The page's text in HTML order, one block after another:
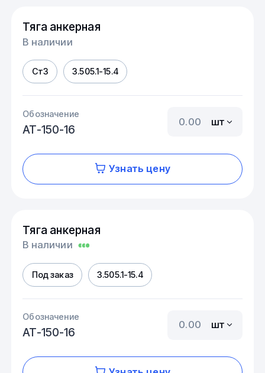
Тяга анкерная
В наличии
Ст3 3.505.1-15.4
Обозначение
АТ-150-16
шт
Узнать цену
Тяга анкерная
В наличии
Под заказ 3.505.1-15.4
Обозначение
АТ-150-16
шт